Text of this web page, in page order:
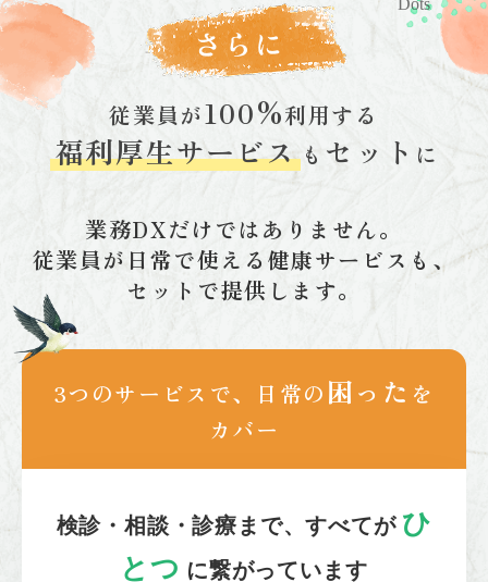
従業員が100%利用する
福利厚生サービス も セット に
業務DXだけではありません。
従業員が日常で使える健康サービスも、
セットで提供します。
3つのサービスで、日常の 困った を
カバー
検診・相談・診療まで、すべてが ひ
とつ に繋がっています